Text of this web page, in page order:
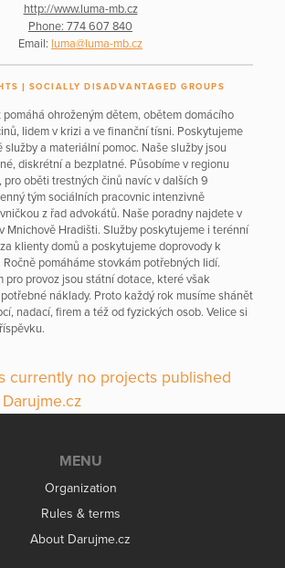
http://www.luma-mb.cz
Phone: 774 607 840
Email: luma@luma-mb.cz
SOCIALLY DISADVANTAGED GROUPS
pomáhá ohroženým dětem, obětem domácího
lidem v krizi a ve finanční tísni. Poskytujeme
služby a materiální pomoc. Naše služby jsou
diskrétní a bezplatné. Působíme v regionu
pro oběti trestných činů navíc v dalších 9
tým sociálních pracovnic intenzivně
z řad advokátů. Naše poradny najdete v
Mnichově Hradišti. Služby poskytujeme i terénní
klienty domů a poskytujeme doprovody k
pomáháme stovkám potřebných lidí.
pro provoz jsou státní dotace, které však
náklady. Proto každý rok musíme shánět
nadací, firem a též od fyzických osob. Velice si
currently no projects published
MENU
Organization
Rules & terms
About Darujme.cz